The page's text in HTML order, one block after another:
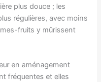
plus douce ; les
régulières, avec moins
fruits y mûrissent
en aménagement
fréquentes et elles